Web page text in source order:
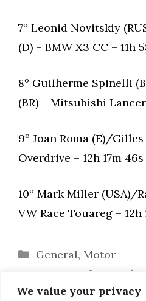
We value your privacy
7º Leonid Novitskiy
(D) – BMW X3 CC – 11h
8º Guilherme Spinelli
(BR) – Mitsubishi
9º Joan Roma (E)/
Overdrive – 12h 17m 46s
10º Mark Miller (USA)/
VW Race Touareg – 12h
Categorías
General, Motor
Fotos e información:
visita M GmbH en